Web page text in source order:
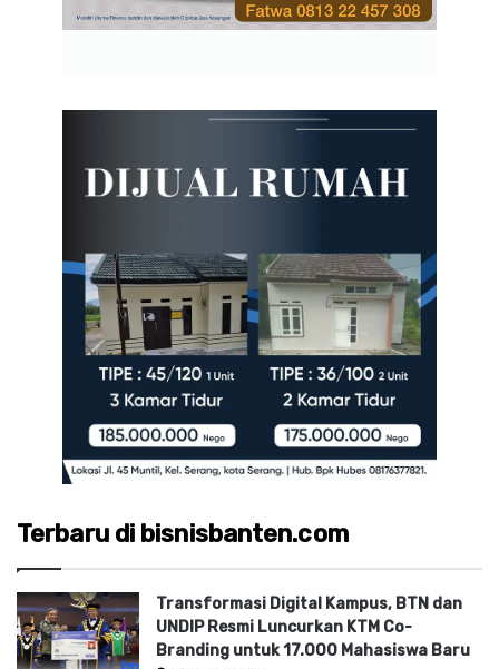
Terbaru di bisnisbanten.com
Transformasi Digital Kampus, BTN dan
UNDIP Resmi Luncurkan KTM Co-
Branding untuk 17.000 Mahasiswa Baru